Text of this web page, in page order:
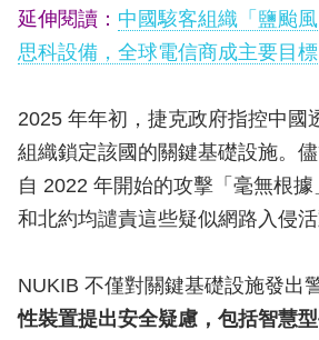
延伸閱讀： 中國駭客組織「鹽颱
思科設備，全球電信商成主要目標
2025 年年初，捷克政府指控中國
組織鎖定該國的關鍵基礎設施。
自 2022 年開始的攻擊「毫無根
和北約均譴責這些疑似網路入侵活
NUKIB 不僅對關鍵基礎設施發出
性裝置提出安全疑慮，包括智慧